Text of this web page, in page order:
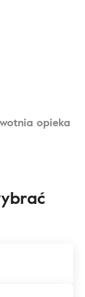
opieka